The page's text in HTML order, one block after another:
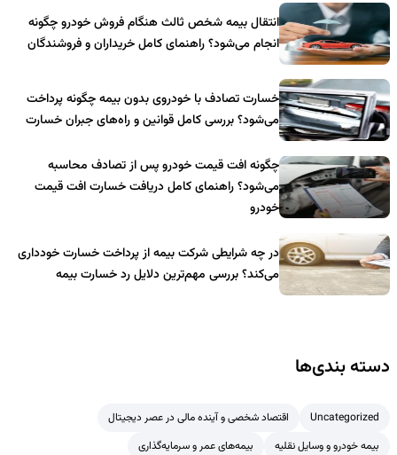
انتقال بیمه شخص ثالث هنگام فروش خودرو چگونه
انجام می‌شود؟ راهنمای کامل خریداران و فروشندگان
خسارت تصادف با خودروی بدون بیمه چگونه پرداخت
می‌شود؟ بررسی کامل قوانین و راه‌های جبران خسارت
چگونه افت قیمت خودرو پس از تصادف محاسبه
می‌شود؟ راهنمای کامل دریافت خسارت افت قیمت
خودرو
در چه شرایطی شرکت بیمه از پرداخت خسارت خودداری
می‌کند؟ بررسی مهم‌ترین دلایل رد خسارت بیمه
دسته بندی‌ها
Uncategorized
اقتصاد شخصی و آینده مالی در عصر دیجیتال
بیمه خودرو و وسایل نقلیه
بیمه‌های عمر و سرمایه‌گذاری